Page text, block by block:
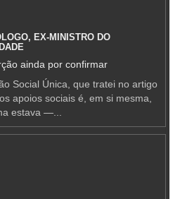
EX-MINISTRO DO
ainda por confirmar
Social Única, que tratei no artigo
apoios sociais é, em si mesma,
estava —...